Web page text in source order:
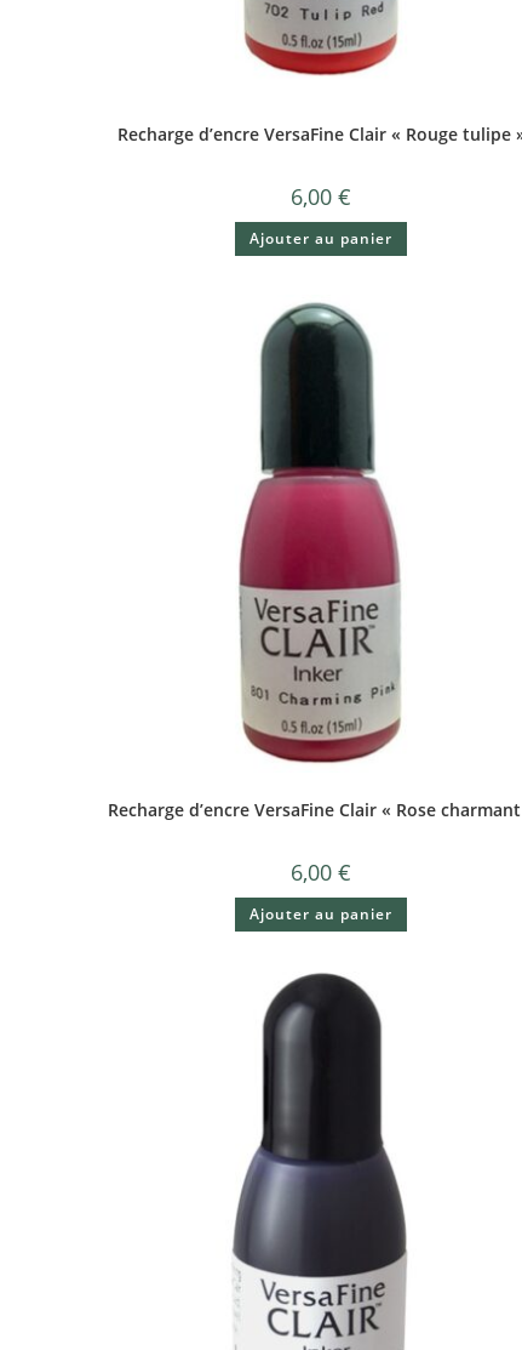
Recharge d’encre VersaFine Clair « Rouge tulipe
6,00€
Ajouter au panier
Recharge d’encre VersaFine Clair « Rose
6,00€
Ajouter au panier